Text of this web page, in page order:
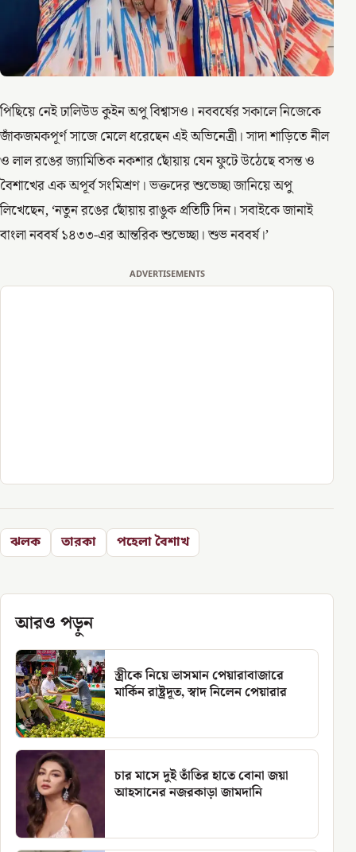
পিছিয়ে নেই ঢালিউড কুইন অপু বিশ্বাসও। নববর্ষের সকালে নিজেকে
জাঁকজমকপূর্ণ সাজে মেলে ধরেছেন এই অভিনেত্রী। সাদা শাড়িতে নীল
ও লাল রঙের জ্যামিতিক নকশার ছোঁয়ায় যেন ফুটে উঠেছে বসন্ত ও
বৈশাখের এক অপূর্ব সংমিশ্রণ। ভক্তদের শুভেচ্ছা জানিয়ে অপু
লিখেছেন, ‘নতুন রঙের ছোঁয়ায় রাঙুক প্রতিটি দিন। সবাইকে জানাই
বাংলা নববর্ষ ১৪৩৩-এর আন্তরিক শুভেচ্ছা। শুভ নববর্ষ।’
ADVERTISEMENTS
ঝলক তারকা পহেলা বৈশাখ
আরও পড়ুন
স্ত্রীকে নিয়ে ভাসমান পেয়ারাবাজারে
মার্কিন রাষ্ট্রদূত, স্বাদ নিলেন পেয়ারার
চার মাসে দুই তাঁতির হাতে বোনা জয়া
আহসানের নজরকাড়া জামদানি